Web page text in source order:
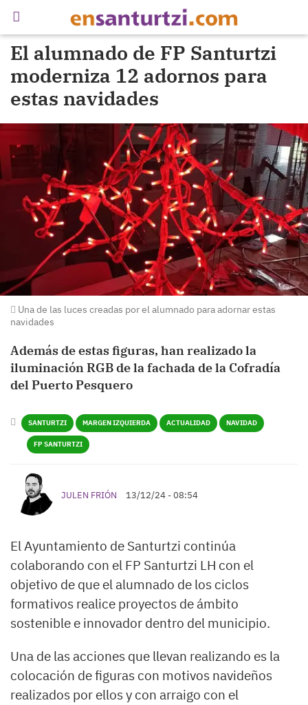
El alumnado de FP Santurtzi
moderniza 12 adornos para
estas navidades
Una de las luces creadas por el alumnado para adornar estas
navidades
Además de estas figuras, han realizado la
iluminación RGB de la fachada de la Cofradía
del Puerto Pesquero
SANTURTZI MARGEN IZQUIERDA ACTUALIDAD NAVIDAD
FP SANTURTZI
JULEN FRIÓN 13/12/24 - 08:54
El Ayuntamiento de Santurtzi continúa
colaborando con el FP Santurtzi LH con el
objetivo de que el alumnado de los ciclos
formativos realice proyectos de ámbito
sostenible e innovador dentro del municipio.
Una de las acciones que llevan realizando es la
colocación de figuras con motivos navideños
realizados por ellos y con arraigo con el